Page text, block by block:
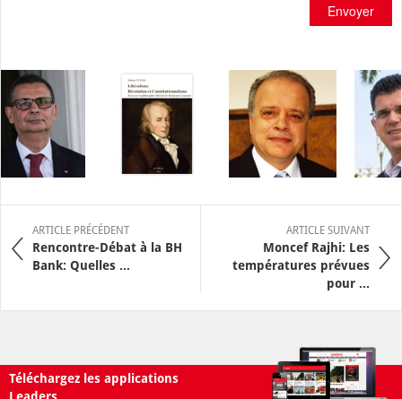
Envoyer
ARTICLE PRÉCÉDENT
Rencontre-Débat à la BH
Bank: Quelles ...
ARTICLE SUIVANT
Moncef Rajhi: Les
températures prévues
pour ...
Téléchargez les applications